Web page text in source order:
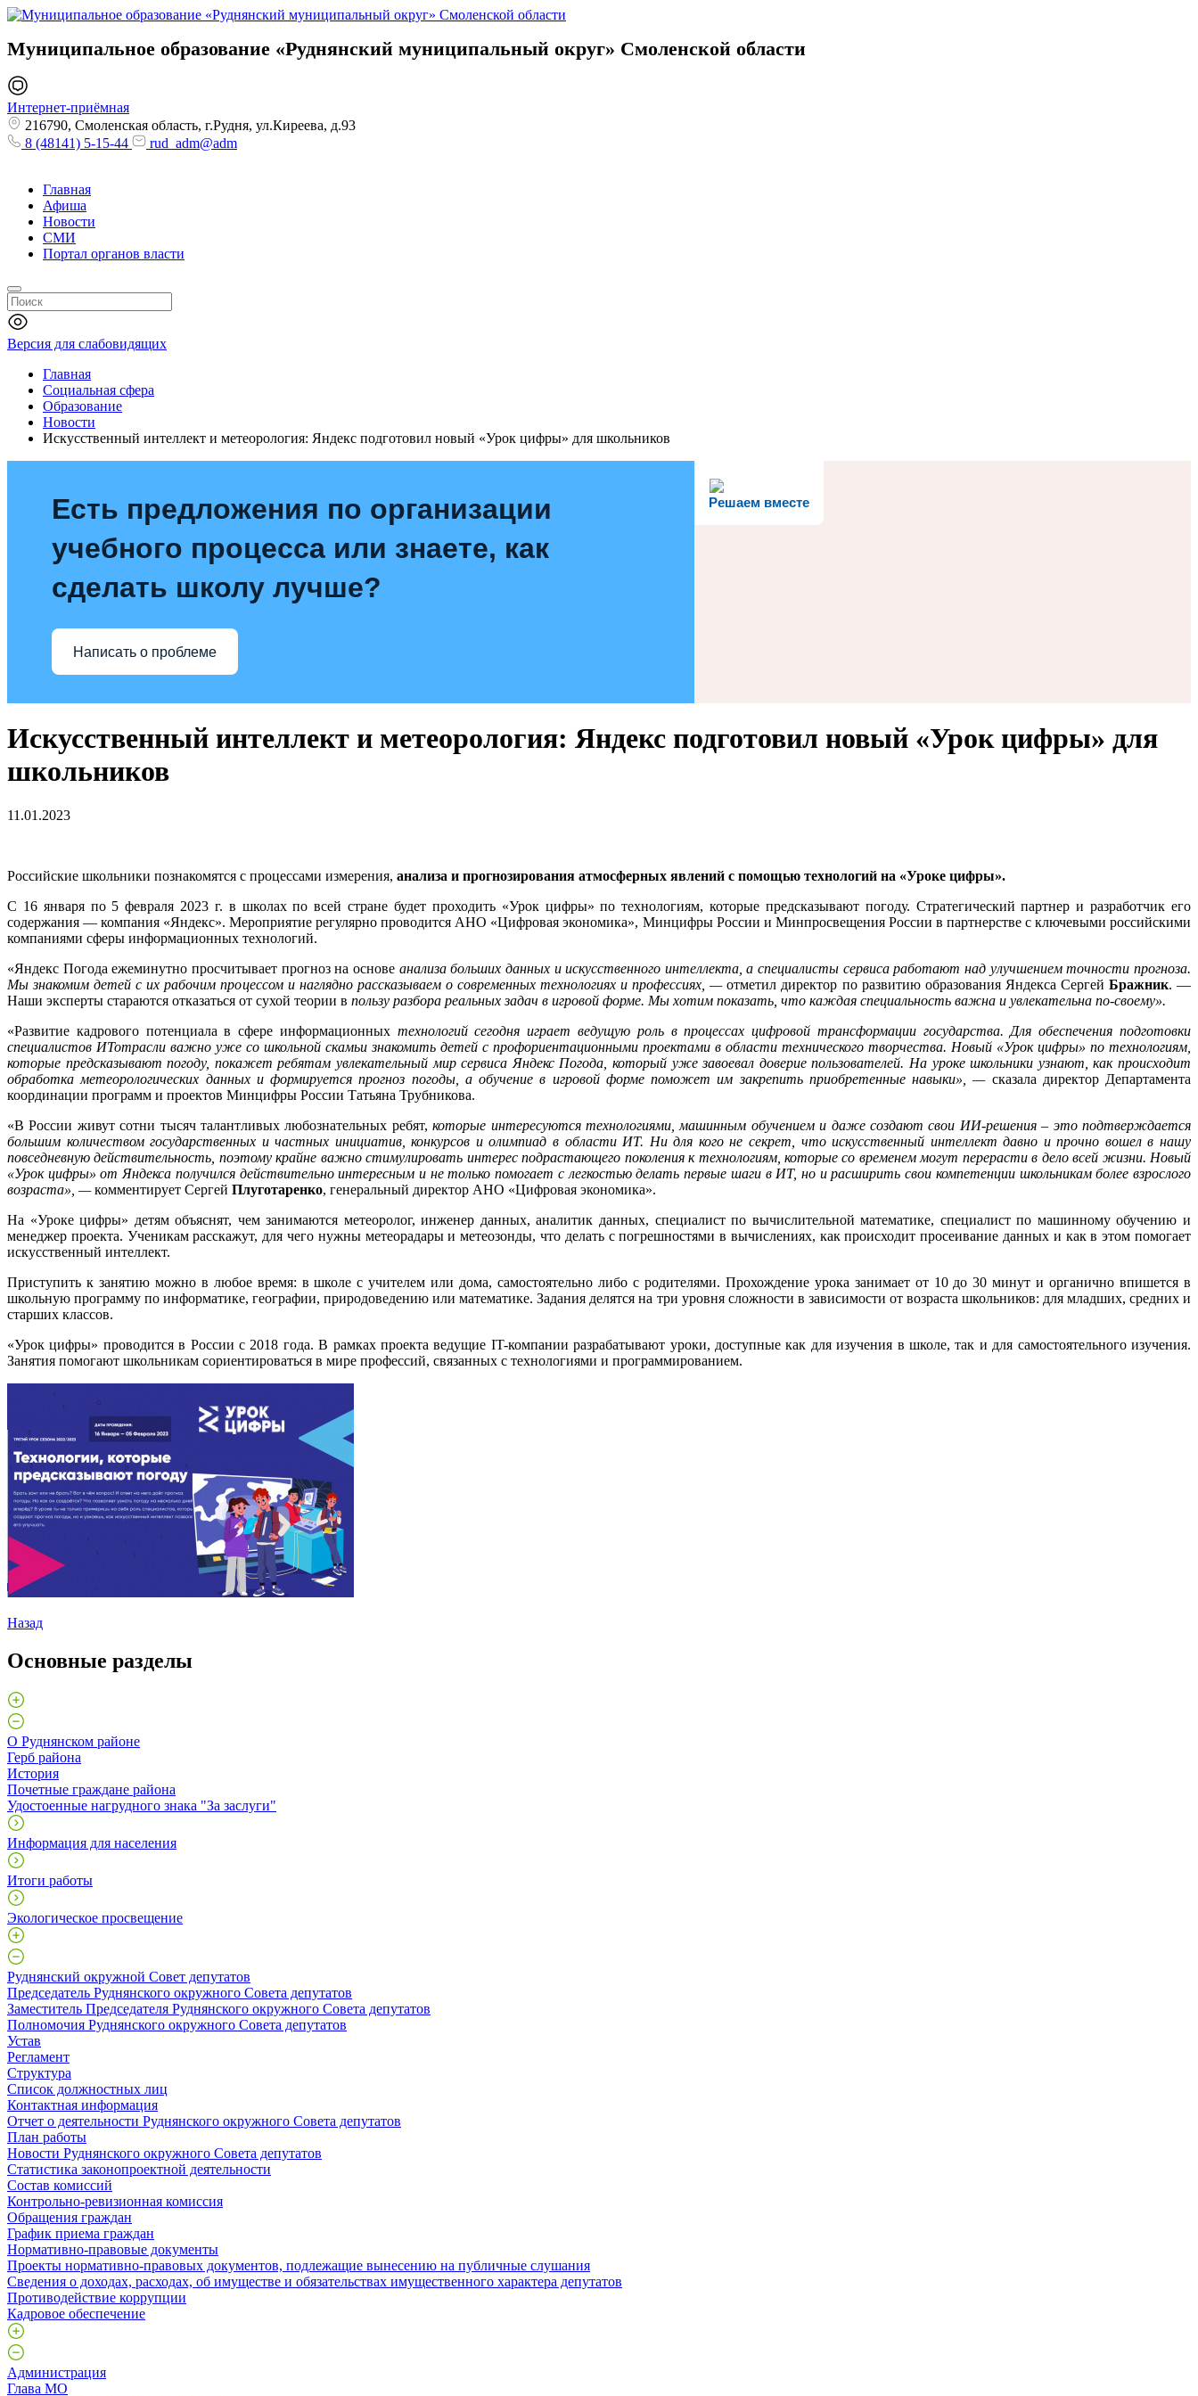
Муниципальное образование «Руднянский муниципальный округ» Смоленской области
Интернет-приёмная
216790, Смоленская область, г.Рудня, ул.Киреева, д.93
8 (48141) 5-15-44
rud_adm@adm
Главная
Афиша
Новости
СМИ
Портал органов власти
Версия для слабовидящих
Главная
Социальная сфера
Образование
Новости
Искусственный интеллект и метеорология: Яндекс подготовил новый «Урок цифры» для школьников
Решаем вместе
Есть предложения по организации
учебного процесса или знаете, как
сделать школу лучше?
Написать о проблеме
Искусственный интеллект и метеорология: Яндекс подготовил новый «Урок цифры» для
школьников
11.01.2023
Российские школьники познакомятся с процессами измерения, анализа и прогнозирования атмосферных явлений с помощью технологий на «Уроке цифры».
С 16 января по 5 февраля 2023 г. в школах по всей стране будет проходить «Урок цифры» по технологиям, которые предсказывают погоду. Стратегический партнер и разработчик его
содержания — компания «Яндекс». Мероприятие регулярно проводится АНО «Цифровая экономика», Минцифры России и Минпросвещения России в партнерстве с ключевыми российскими
компаниями сферы информационных технологий.
«Яндекс Погода ежеминутно просчитывает прогноз на основеанализа больших данных и искусственного интеллекта, а специалисты сервиса работают над улучшением точности прогноза.
Мы знакомим детей с их рабочим процессом и наглядно рассказываем о современных технологиях и профессиях, —отметил директор по развитию образования Яндекса Сергей Бражник. —
Наши эксперты стараются отказаться от сухой теории в пользу разбора реальных задач в игровой форме. Мы хотим показать, что каждая специальность важна и увлекательна по-своему».
«Развитие кадрового потенциала в сфере информационныхтехнологий сегодня играет ведущую роль в процессах цифровой трансформации государства. Для обеспечения подготовки
специалистов ИТотрасли важно уже со школьной скамьи знакомить детей с профориентационными проектами в области технического творчества. Новый «Урок цифры» по технологиям,
которые предсказывают погоду, покажет ребятам увлекательный мир сервиса Яндекс Погода, который уже завоевал доверие пользователей. На уроке школьники узнают, как происходит
обработка метеорологических данных и формируется прогноз погоды, а обучение в игровой форме поможет им закрепить приобретенные навыки», — сказала директор Департамента
координации программ и проектов Минцифры России Татьяна Трубникова.
«В России живут сотни тысяч талантливых любознательных ребят, которые интересуются технологиями, машинным обучением и даже создают свои ИИ-решения – это подтверждается
большим количеством государственных и частных инициатив, конкурсов и олимпиад в области ИТ. Ни для кого не секрет, что искусственный интеллект давно и прочно вошел в нашу
повседневную действительность, поэтому крайне важно стимулировать интерес подрастающего поколения к технологиям, которые со временем могут перерасти в дело всей жизни. Новый
«Урок цифры» от Яндекса получился действительно интересным и не только помогает с легкостью делать первые шаги в ИТ, но и расширить свои компетенции школьникам более взрослого
возраста», —комментирует Сергей Плуготаренко, генеральный директор АНО «Цифровая экономика».
На «Уроке цифры» детям объяснят, чем занимаются метеоролог, инженер данных, аналитик данных, специалист по вычислительной математике, специалист по машинному обучению и
менеджер проекта. Ученикам расскажут, для чего нужны метеорадары и метеозонды, что делать с погрешностями в вычислениях, как происходит просеивание данных и как в этом помогает
искусственный интеллект.
Приступить к занятию можно в любое время: в школе с учителем или дома, самостоятельно либо с родителями. Прохождение урока занимает от 10 до 30 минут и органично впишется в
школьную программу по информатике, географии, природоведению или математике. Задания делятся на три уровня сложности в зависимости от возраста школьников: для младших, средних и
старших классов.
«Урок цифры» проводится в России с 2018 года. В рамках проекта ведущие IT-компании разрабатывают уроки, доступные как для изучения в школе, так и для самостоятельного изучения.
Занятия помогают школьникам сориентироваться в мире профессий, связанных с технологиями и программированием.
Назад
Основные разделы
О Руднянском районе
Герб района
История
Почетные граждане района
Удостоенные нагрудного знака "За заслуги"
Информация для населения
Итоги работы
Экологическое просвещение
Руднянский окружной Совет депутатов
Председатель Руднянского окружного Совета депутатов
Заместитель Председателя Руднянского окружного Совета депутатов
Полномочия Руднянского окружного Совета депутатов
Устав
Регламент
Структура
Список должностных лиц
Контактная информация
Отчет о деятельности Руднянского окружного Совета депутатов
План работы
Новости Руднянского окружного Совета депутатов
Статистика законопроектной деятельности
Состав комиссий
Контрольно-ревизионная комиссия
Обращения граждан
График приема граждан
Нормативно-правовые документы
Проекты нормативно-правовых документов, подлежащие вынесению на публичные слушания
Сведения о доходах, расходах, об имуществе и обязательствах имущественного характера депутатов
Противодействие коррупции
Кадровое обеспечение
Администрация
Глава МО